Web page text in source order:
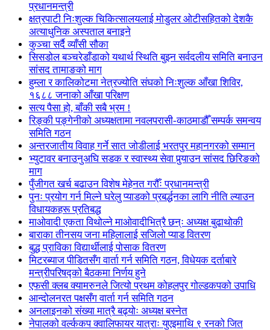
प्रधानमन्त्री
क्षत्रपाटी निःशुल्क चिकित्सालयलाई मोडुलर ओटीसहितको देशकै
अत्याधुनिक अस्पताल बनाइने
कुञ्चा सर्दै व्याँसी सौका
सिसडोल बञ्चरेडाँडाको यथार्थ स्थिति बुझ्न सर्वदलीय समिति बनाउन
सांसद तामाङको माग
हुम्ला र कालिकोटमा नेत्रज्योति संघको निःशुल्क आँखा शिविर,
१६८८ जनाको आँखा परिक्षण
सत्य पैसा हो, बाँकी सबै भ्रम !
रिङ्की पङ्गेनीको अध्यक्षतामा नवलपरासी-काठमाडौँ सम्पर्क समन्वय
समिति गठन
अन्तरजातीय विवाह गर्ने सात जोडीलाई भरतपुर महानगरको सम्मान
भ्युटावर बनाउनुअघि सडक र स्वास्थ्य सेवा पुर्‍याउन सांसद छिरिङको
माग
पुँजीगत खर्च बढाउन विशेष मेहेनत गरौँः प्रधानमन्त्री
पुनः प्रयोग गर्न मिल्ने घरेलु प्याडको प्रबर्द्धनका लागि नीति ल्याउन
विधायकहरू प्रतिबद्ध
माओवादी एकता विथोल्ने माओवादीभित्रै छन्ः अध्यक्ष बुढाथोकी
बाराका तीनसय जना महिलालाई सजिलो प्याड वितरण
बुद्ध प्राविका विद्यार्थीलाई पोसाक वितरण
मिटरब्याज पीडितसँग वार्ता गर्न समिति गठन, विधेयक दर्ताबारे
मन्त्रीपरिषद्को बैठकमा निर्णय हुने
एफसी क्लब क्यामरुनले जित्यो प्रथम कोहलपुर गोल्डकपको उपाधि
आन्दोलनरत पक्षसँग वार्ता गर्न समिति गठन
अनलाइनको संख्या मात्रै बढ्योः अध्यक्ष बस्नेत
नेपालको वर्ल्ककप क्वालिफायर यात्राः युएइमाथि ९ रनको जित